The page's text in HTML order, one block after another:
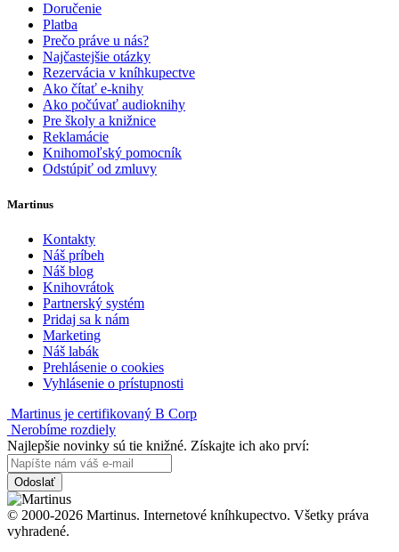
Doručenie
Platba
Prečo práve u nás?
Najčastejšie otázky
Rezervácia v kníhkupectve
Ako čítať e-knihy
Ako počúvať audioknihy
Pre školy a knižnice
Reklamácie
Knihomoľský pomocník
Odstúpiť od zmluvy
Martinus
Kontakty
Náš príbeh
Náš blog
Knihovrátok
Partnerský systém
Pridaj sa k nám
Marketing
Náš labák
Prehlásenie o cookies
Vyhlásenie o prístupnosti
Martinus je certifikovaný B Corp
Nerobíme rozdiely
Najlepšie novinky sú tie knižné. Získajte ich ako prví:
Odoslať
© 2000-2026 Martinus. Internetové kníhkupectvo. Všetky práva
vyhradené.